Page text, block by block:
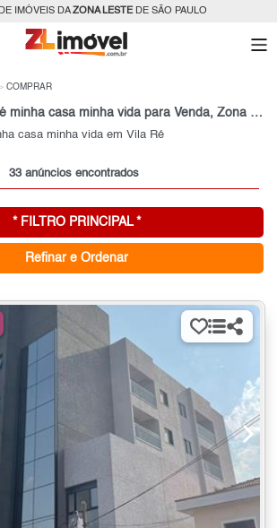
IMÓVEIS DAZONA LESTEDE SÃO PAULO
COMPRAR
Apartamento Vila Ré minha casa minha vida para Venda, Zona Leste, SP
casa minha vida em Vila Ré
33 anúncios encontrados
* FILTRO PRINCIPAL *
Refinar e Ordenar